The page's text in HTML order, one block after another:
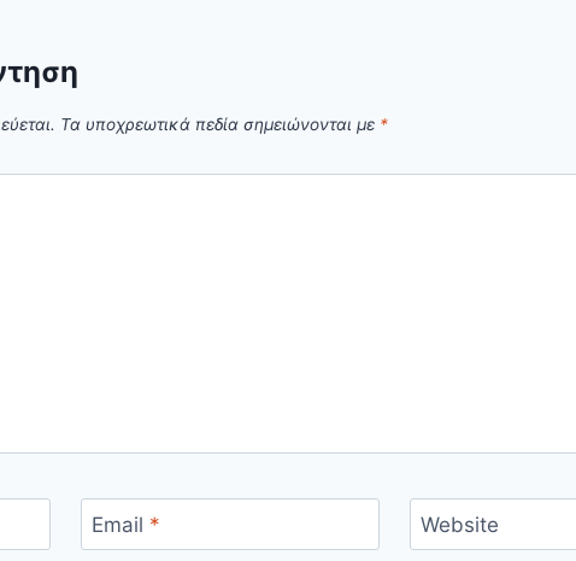
Τα υποχρεωτικά πεδία σημειώνονται με *
Email * Website